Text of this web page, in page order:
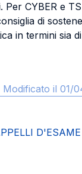
Per CYBER e
di
in termini sia
Modificato il 01/
D'ESAME